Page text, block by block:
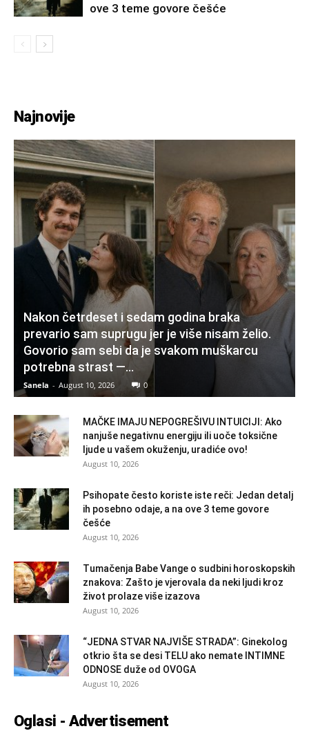
ove 3 teme govore češće
Najnovije
Nakon četrdeset i sedam godina braka
prevario sam suprugu jer je više nisam želio.
Govorio sam sebi da je svakom muškarcu
potrebna strast —...
Sanela - August 10, 2026 0
MAČKE IMAJU NEPOGREŠIVU INTUICIJI: Ako
nanjuše negativnu energiju ili uoče toksične
ljude u vašem okuženju, uradiće ovo!
August 10, 2026
Psihopate često koriste iste reči: Jedan detalj
ih posebno odaje, a na ove 3 teme govore
češće
August 10, 2026
Tumačenja Babe Vange o sudbini horoskopskih
znakova: Zašto je vjerovala da neki ljudi kroz
život prolaze više izazova
August 10, 2026
“JEDNA STVAR NAJVIŠE STRADA”: Ginekolog
otkrio šta se desi TELU ako nemate INTIMNE
ODNOSE duže od OVOGA
August 10, 2026
Oglasi - Advertisement